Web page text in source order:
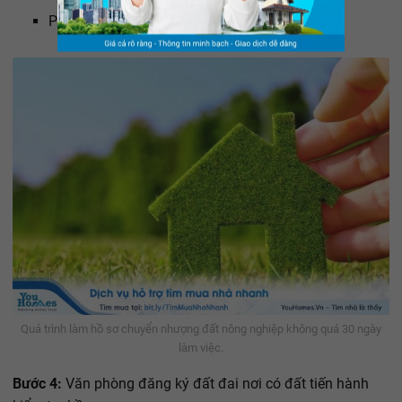
Phí đo đạc địa chính.
Quá trình làm hồ sơ chuyển nhượng đất nông nghiệp không quá 30 ngày
làm việc.
Bước 4: Văn phòng đăng ký đất đai nơi có đất tiến hành